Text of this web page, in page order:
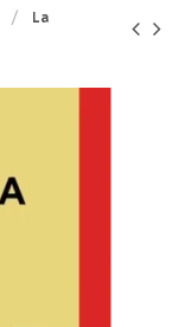
La